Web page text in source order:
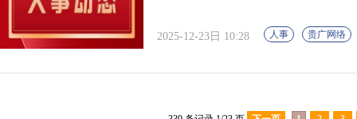
2025-12-23日 10:28 人事 贵广网络